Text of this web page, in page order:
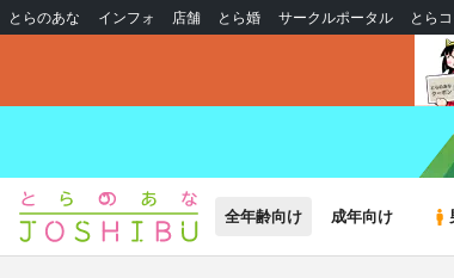
とらのあな インフォ 店舗 とら婚 サークルポータル とら
全年齢向け 成年向け